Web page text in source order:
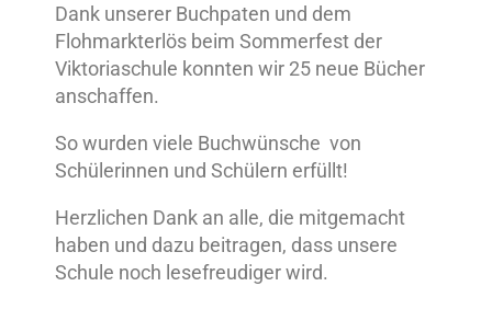
Dank unserer Buchpaten und dem
Flohmarkterlös beim Sommerfest der
Viktoriaschule konnten wir 25 neue Bücher
anschaffen.
So wurden viele Buchwünsche von
Schülerinnen und Schülern erfüllt!
Herzlichen Dank an alle, die mitgemacht
haben und dazu beitragen, dass unsere
Schule noch lesefreudiger wird.